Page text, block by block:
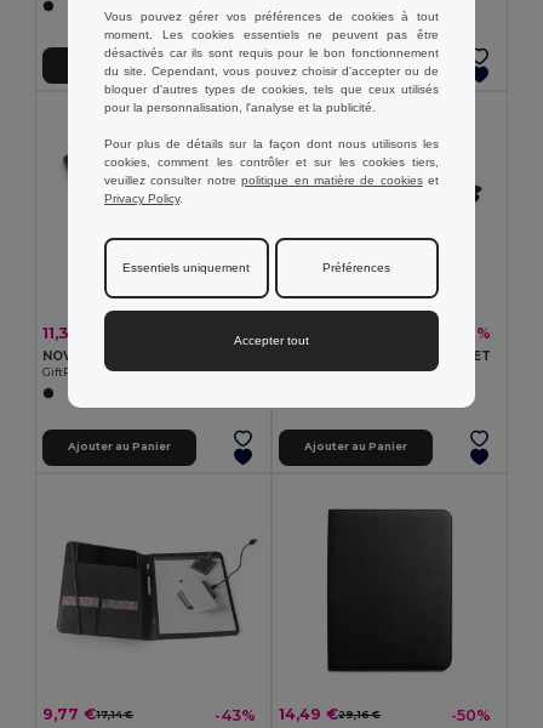
Ajouter au Panier Ajouter au Panier
11,38 € -45%
NOVA Porte documents A5
GiftRetail KC6856
Ajouter au Panier
-47%
FEUX Conférencier A5 en RPET
GiftRetail MO2360
Ajouter au Panier
9,77 €17,14 € -43% 14,49 €29,16 € -50%
Vous pouvez gérer vos préférences de cookies à tout
moment. Les cookies essentiels ne peuvent pas être
désactivés car ils sont requis pour le bon fonctionnement
du site. Cependant, vous pouvez choisir d’accepter ou de
bloquer d'autres types de cookies, tels que ceux utilisés
pour la personnalisation, l'analyse et la publicité.
Pour plus de détails sur la façon dont nous utilisons les
cookies, comment les contrôler et sur les cookies tiers,
veuillez consulter notrepolitique en matière de cookieset
Privacy Policy.
Essentiels uniquement Préférences
Accepter tout